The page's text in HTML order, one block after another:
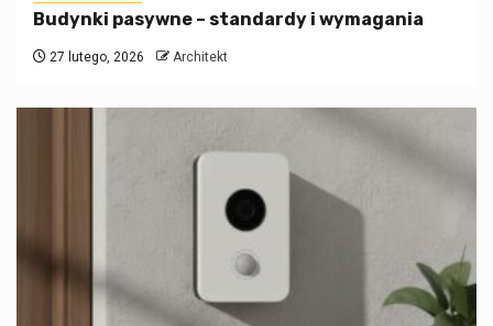
Budynki pasywne – standardy i wymagania
27 lutego, 2026 Architekt